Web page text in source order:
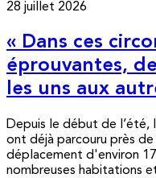
28 juillet 2026
« Dans ces
éprouvantes,
les uns aux
Depuis le début de l’été,
ont déjà parcouru près
déplacement d'environ
nombreuses habitations